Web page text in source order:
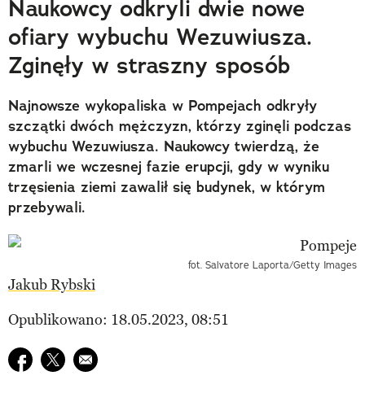
Trendbook Podróżniczy
Polecane
Naukowcy odkryli dwie nowe
ofiary wybuchu Wezuwiusza.
Zginęły w straszny sposób
Najnowsze wykopaliska w Pompejach odkryły
szczątki dwóch mężczyzn, którzy zginęli podczas
wybuchu Wezuwiusza. Naukowcy twierdzą, że
zmarli we wczesnej fazie erupcji, gdy w wyniku
trzęsienia ziemi zawalił się budynek, w którym
przebywali.
fot. Salvatore Laporta/Getty Images
Jakub Rybski
Opublikowano: 18.05.2023, 08:51
Udostępnij na facebook
Udostępnij na twitter
E-mail do przyjaciela